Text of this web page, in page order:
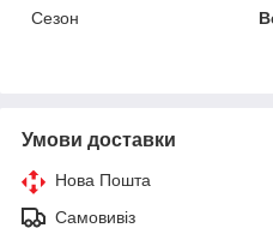
Сезон
Умови доставки
Нова Пошта
Самовивіз